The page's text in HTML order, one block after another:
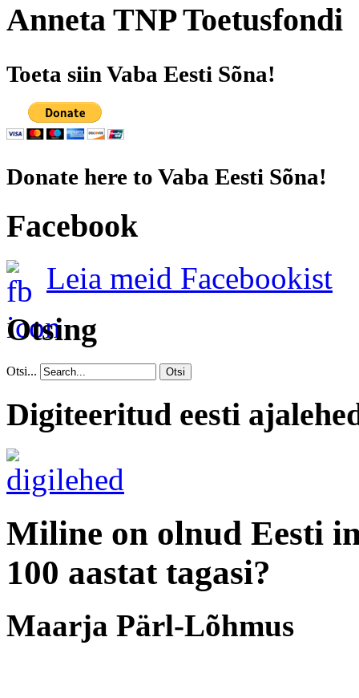
Anneta TNP Toetusfondi
Toeta siin Vaba Eesti Sõna!
Donate here to Vaba Eesti Sõna!
Facebook
Leia meid Facebookist
Otsing
Otsi... Otsi
Digiteeritud eesti
Miline on olnud Eesti
100 aastat tagasi?
Maarja Pärl-Lõhmus